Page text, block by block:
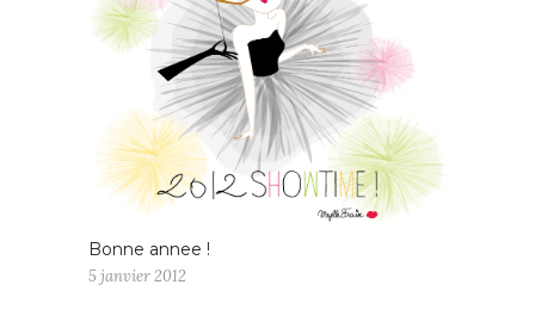
Bonne annee !
5 janvier 2012